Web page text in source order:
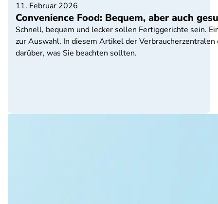
11. Februar 2026
Convenience Food: Bequem, aber auch
Schnell, bequem und lecker sollen Fertiggerichte sein.
zur Auswahl. In diesem Artikel der
darüber, was Sie beachten sollten.